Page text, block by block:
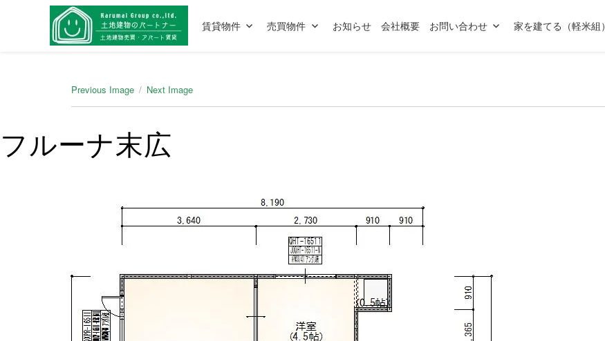
賃貸物件 売買物件 お知らせ 会社概要 お問い合わせ 家を建てる（軽米組）
Previous Image Next Image
フルーナ末広